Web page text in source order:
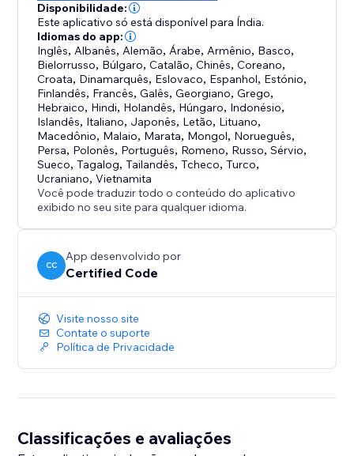
Disponibilidade:
Este aplicativo só está disponível para Índia.
Idiomas do app:
Inglês, Albanês, Alemão, Árabe, Armênio, Basco,
Bielorrusso, Búlgaro,Catalão,Chinês,Coreano,
Croata, Dinamarquês, Eslovaco, Espanhol, Estónio,
Finlandês, Francês,Galês,Georgiano,Grego,
Hebraico, Hindi, Holandês, Húngaro, Indonésio,
Islandês, Italiano, Japonês, Letão, Lituano,
Macedônio, Malaio, Marata, Mongol, Norueguês,
Persa, Polonês, Português, Romeno, Russo,Sérvio,
Sueco,Tagalog,Tailandês,Tcheco,Turco,
Ucraniano,Vietnamita
Você pode traduzir todo o conteúdo do aplicativo
exibido no seu site para qualquer idioma.
CC
App desenvolvido por
Certified Code
Visite nosso site
Contate o suporte
Política de Privacidade
Classificações e avaliações